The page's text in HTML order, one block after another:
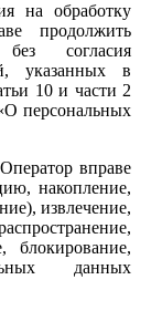
на обработку
продолжить
согласия
указанных в
10 и части 2
персональных
вправе
накопление,
извлечение,
блокирование,
данных